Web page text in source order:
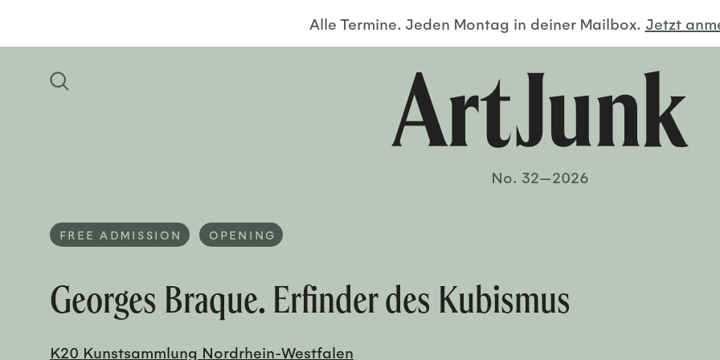
Alle Termine. Jeden Montag in deiner Mailbox. Jetzt
No. 32—2026
FREE ADMISSION OPENING
Georges Braque. Erfinder des Kubismus
K20 Kunstsammlung Nordrhein-Westfalen